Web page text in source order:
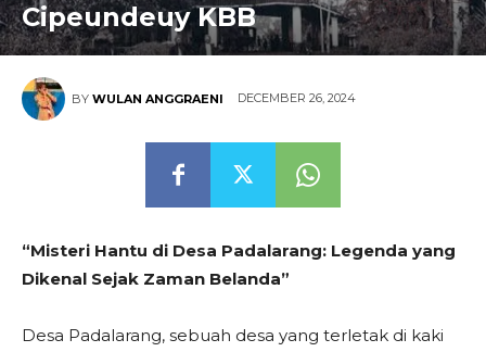
Cipeundeuy KBB
BY WULAN ANGGRAENI DECEMBER 26, 2024
“Misteri Hantu di Desa Padalarang: Legenda yang
Dikenal Sejak Zaman Belanda”
Desa Padalarang, sebuah desa yang terletak di kaki